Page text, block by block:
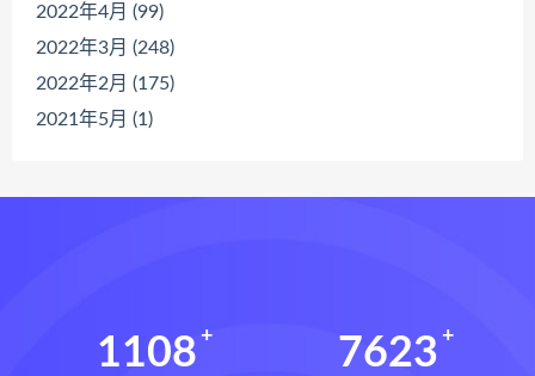
2022年4月 (99)
2022年3月 (248)
2022年2月 (175)
2021年5月 (1)
1108 7623